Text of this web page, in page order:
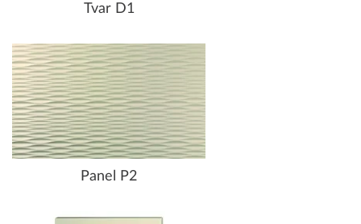
Tvar D1
Panel P2